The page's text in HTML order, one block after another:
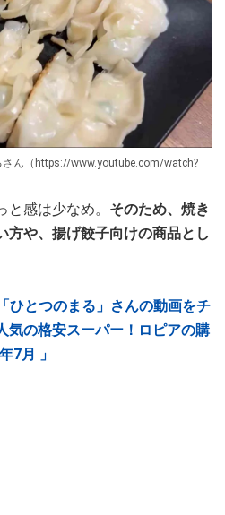
ん（https://www.youtube.com/watch?
感は少なめ。 そのため、焼き
方や、揚げ餃子向けの商品とし
とつのまる」さんの動画をチ
気の格安スーパー！ロピアの購
7月 」